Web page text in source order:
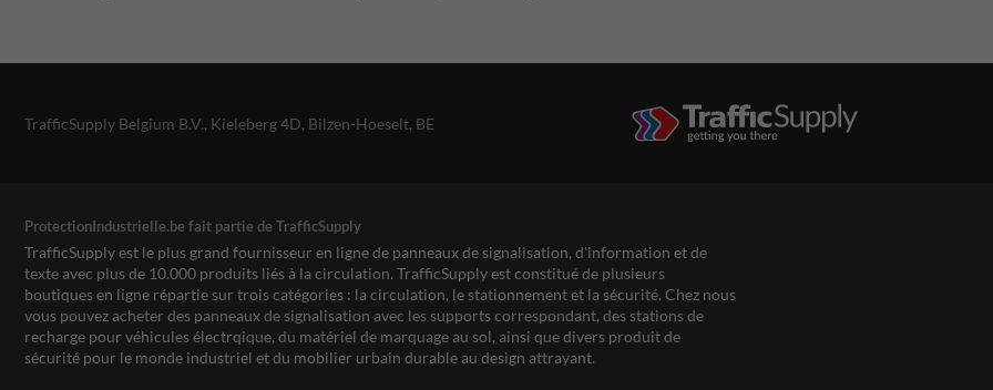
TrafficSupply Belgium B.V., Kieleberg 4D, Bilzen-Hoeselt, BE
ProtectionIndustrielle.be fait partie de TrafficSupply
TrafficSupply est le plus grand fournisseur en ligne de panneaux de signalisation, d'information et de
texte avec plus de 10.000 produits liés à la circulation. TrafficSupply est constitué de plusieurs
boutiques en ligne répartie sur trois catégories : la circulation, le stationnement et la sécurité. Chez nous
vous pouvez acheter des panneaux de signalisation avec les supports correspondant, des stations de
recharge pour véhicules électrqique, du matériel de marquage au sol, ainsi que divers produit de
sécurité pour le monde industriel et du mobilier urbain durable au design attrayant.